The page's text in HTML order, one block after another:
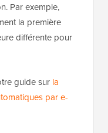
Par exemple,
la première
différente pour
guide sur la
par e-